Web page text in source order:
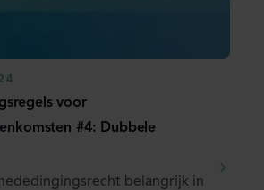
voor
#4: Dubbele
belangrijk in